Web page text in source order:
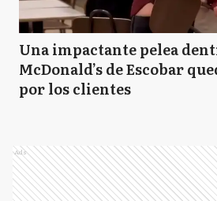
Una impactante pelea
McDonald’s de Escobar
por los clientes
Ads